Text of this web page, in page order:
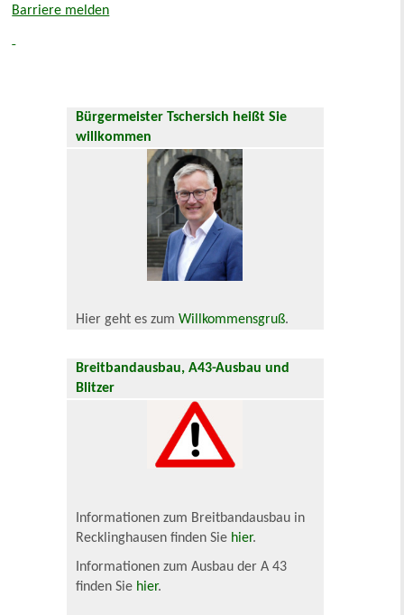
Barriere melden
Bürgermeister Tschersich heißt Sie
willkommen
Hier geht es zumWillkommensgruß.
Breitbandausbau, A43-Ausbau und
Blitzer
Informationen zum Breitbandausbau in
Recklinghausen finden Sie hier.
Informationen zum Ausbau der A 43
finden Sie hier.